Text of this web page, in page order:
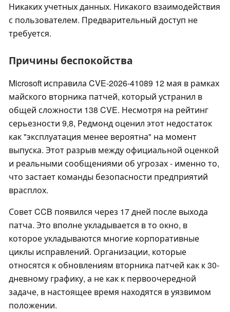
Никаких учетных данных. Никакого взаимодействия
с пользователем. Предварительный доступ не
требуется.
Причины беспокойства
Microsoft исправила CVE-2026-41089 12 мая в рамках
майского вторника патчей, который устранил в
общей сложности 138 CVE. Несмотря на рейтинг
серьезности 9,8, Редмонд оценил этот недостаток
как "эксплуатация менее вероятна" на момент
выпуска. Этот разрыв между официальной оценкой
и реальными сообщениями об угрозах - именно то,
что застает команды безопасности предприятий
врасплох.
Совет CCB появился через 17 дней после выхода
патча. Это вполне укладывается в то окно, в
которое укладываются многие корпоративные
циклы исправлений. Организации, которые
относятся к обновлениям вторника патчей как к 30-
дневному графику, а не как к первоочередной
задаче, в настоящее время находятся в уязвимом
положении.